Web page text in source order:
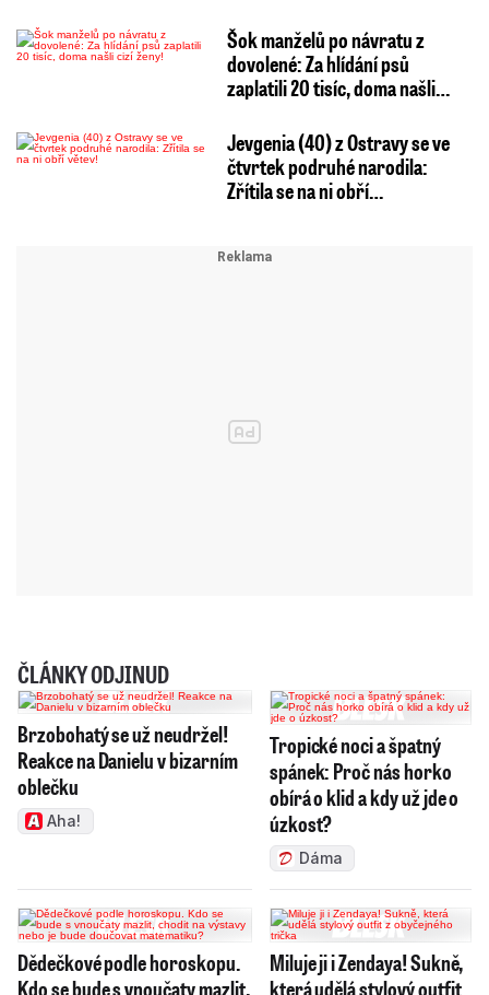
Šok manželů po návratu z
dovolené: Za hlídání psů
zaplatili 20 tisíc, doma našli…
Jevgenia (40) z Ostravy se ve
čtvrtek podruhé narodila:
Zřítila se na ni obří…
ČLÁNKY ODJINUD
Brzobohatý se už neudržel!
Reakce na Danielu v bizarním
oblečku
Aha!
Tropické noci a špatný
spánek: Proč nás horko
obírá o klid a kdy už jde o
úzkost?
Dáma
Dědečkové podle horoskopu.
Kdo se bude s vnoučaty mazlit,
Miluje ji i Zendaya! Sukně,
která udělá stylový outfit